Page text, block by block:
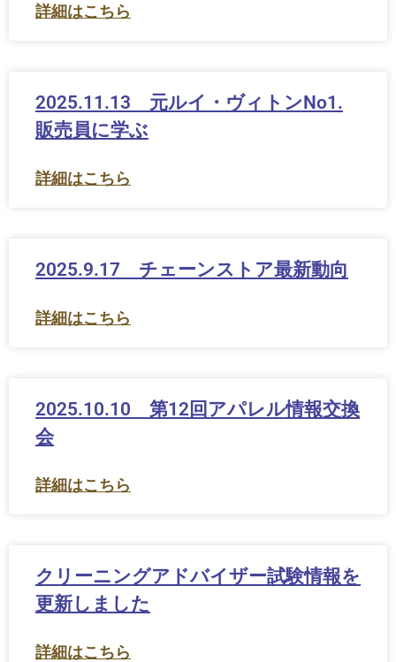
詳細はこちら
2025.11.13 元ルイ・ヴィトンNo1.
販売員に学ぶ
詳細はこちら
2025.9.17 チェーンストア最新動向
詳細はこちら
2025.10.10 第12回アパレル情報交換
会
詳細はこちら
クリーニングアドバイザー試験情報を
更新しました
詳細はこちら